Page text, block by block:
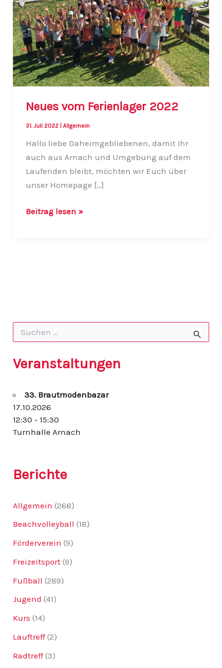
Neues vom Ferienlager 2022
31. Juli 2022 Allgemein
Hallo liebe Daheimgebliebenen, damit Ihr
auch aus Arnach und Umgebung auf dem
Laufenden bleibt, möchten wir Euch über
unser Homepage […]
Neues
Beitrag lesen »
h
e
a
c
h
Veranstaltungen
33. Brautmodenbazar
17.10.2026
12:30 - 15:30
Turnhalle Arnach
Berichte
Allgemein (268)
Beachvolleyball (18)
Förderverein (9)
Freizeitsport (9)
Fußball (289)
Jugend (41)
Kurs (14)
Lauftreff(2)
Radtreff(3)